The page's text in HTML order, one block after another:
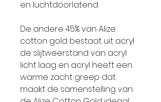
en luchtdoorlatend.
De andere 45% van Alize
cotton gold bestaat uit acryl
de slijtweerstand van acryl
licht laag en acryl heeft een
warme zacht greep dat
maakt de samenstelling van